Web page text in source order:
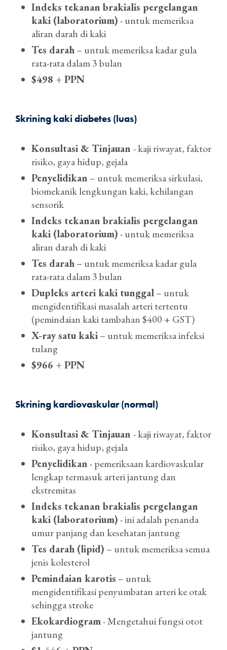
Indeks tekanan brakialis pergelangan
kaki (laboratorium)- untuk memeriksa
aliran darah di kaki
Tes darah– untuk memeriksa kadar gula
rata-rata dalam 3 bulan
$498 + PPN
Skrining kaki diabetes (luas)
Konsultasi & Tinjauan - kaji riwayat, faktor
risiko, gaya hidup, gejala
Penyelidikan – untuk memeriksa sirkulasi,
biomekanik lengkungan kaki, kehilangan
sensorik
Indeks tekanan brakialis pergelangan
kaki (laboratorium)- untuk memeriksa
aliran darah di kaki
Tes darah– untuk memeriksa kadar gula
rata-rata dalam 3 bulan
Dupleks arteri kaki tunggal– untuk
mengidentifikasi masalah arteri tertentu
(pemindaian kaki tambahan $400 + GST)
X-ray satu kaki– untuk memeriksa infeksi
tulang
$966 + PPN
Skrining kardiovaskular (normal)
Konsultasi & Tinjauan - kaji riwayat, faktor
risiko, gaya hidup, gejala
Penyelidikan- pemeriksaan kardiovaskular
lengkap termasuk arteri jantung dan
ekstremitas
Indeks tekanan brakialis pergelangan
kaki (laboratorium)- ini adalah penanda
umur panjang dan kesehatan jantung
Tes darah (lipid) – untuk memeriksa semua
jenis kolesterol
Pemindaian karotis – untuk
mengidentifikasi penyumbatan arteri ke otak
sehingga stroke
Ekokardiogram- Mengetahui fungsi otot
jantung